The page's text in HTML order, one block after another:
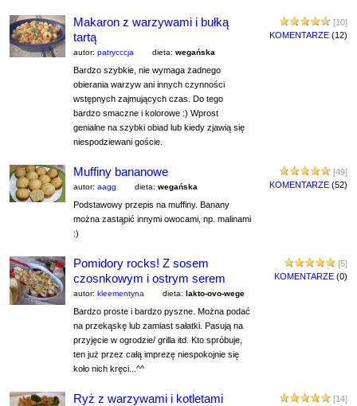
[10]
KOMENTARZE (12)
Makaron z warzywami i bułką
tartą
autor: patrycccja dieta: wegańska
Bardzo szybkie, nie wymaga żadnego
obierania warzyw ani innych czynności
wstępnych zajmujących czas. Do tego
bardzo smaczne i kolorowe :) Wprost
genialne na szybki obiad lub kiedy zjawią się
niespodziewani goście.
[49]
KOMENTARZE (52)
Muffiny bananowe
autor: aagg dieta: wegańska
Podstawowy przepis na muffiny. Banany
można zastąpić innymi owocami, np. malinami
:)
[5]
KOMENTARZE (0)
Pomidory rocks! Z sosem
czosnkowym i ostrym serem
autor: kleementyna dieta: lakto-ovo-wege
Bardzo proste i bardzo pyszne. Można podać
na przekąskę lub zamiast sałatki. Pasują na
przyjęcie w ogrodzie/ grilla itd. Kto spróbuje,
ten już przez całą imprezę niespokojnie się
koło nich kręci...^^
[14]
Ryż z warzywami i kotletami